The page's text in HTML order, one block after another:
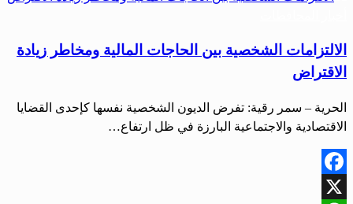
الالتزامات الشخصية بين الحاجات المالية ومخاطر زيادة
الاقتراض
الحرية – سمر رقية: تفرض الديون الشخصية نفسها كإحدى القضايا
الاقتصادية والاجتماعية البارزة في ظل ارتفاع…
Facebook